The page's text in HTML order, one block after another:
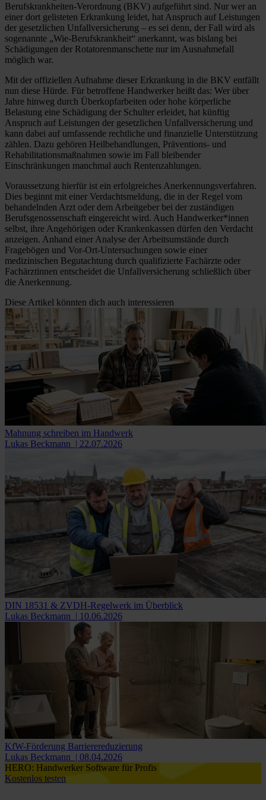
Berufskrankheiten-Verordnung (BKV) aufgeführt sind. Nur wer an
einer dort gelisteten Erkrankung leidet, hat Anspruch auf Leistungen
der gesetzlichen Unfallversicherung – es sei denn, der Fall wird als
sogenannte „Wie-Berufskrankheit“ anerkannt, was bislang bei
Schädigungen der Rotatorenmanschette nur im Ausnahmefall
möglich war.
Mit der offiziellen Aufnahme dieser Erkrankung in die BKV entfällt
nun diese Hürde. Für betroffene Handwerker heißt das: Wer über
Jahre hinweg durch Überkopfarbeiten oder hohe körperliche
Belastung eine Schädigung der Schulter erleidet, hat künftig
Anspruch auf Leistungen der gesetzlichen Unfallversicherung und
kann dabei auf umfassende rechtliche und finanzielle Unterstützung
zählen. Dazu gehören Heilbehandlungen, Präventions- und
Rehabilitationsmaßnahmen sowie im Fall bleibender
Einschränkungen manchmal auch Rentenzahlungen.
Voraussetzung hierfür ist ein erfolgreiches Anerkennungsverfahren.
Dies beginnt mit einer Verdachtsmeldung, die in der Regel vom
behandelnden Arzt oder dem Arbeitgeber bei der zuständigen
Berufsgenossenschaft eingereicht wird. Auch Handwerker*innen
selbst, ihre Angehörigen oder Krankenkassen dürfen den Verdacht
anzeigen. Anhand einer Analyse der Arbeitsumstände durch
Fragebögen und Vor-Ort-Untersuchungen sowie einer
medizinischen Begutachtung durch qualifizierte Fachärzte oder
Fachärztinnen entscheidet die Unfallversicherung schließlich über
die Anerkennung.
Diese Artikel könnten dich auch interessieren
Mahnung schreiben im Handwerk
Lukas Beckmann | 22.07.2026
DIN 18531 & ZVDH-Regelwerk im Überblick
Lukas Beckmann | 10.06.2026
KfW-Förderung Barrierereduzierung
Lukas Beckmann | 08.04.2026
HERO: Handwerker Software für Profis
Kostenlos testen